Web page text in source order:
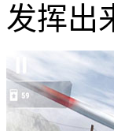
发挥出